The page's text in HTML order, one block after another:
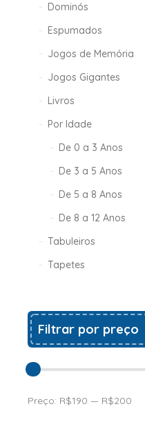
Dominós
Espumados
Jogos de Memória
Jogos Gigantes
Livros
Por Idade
De 0 a 3 Anos
De 3 a 5 Anos
De 5 a 8 Anos
De 8 a 12 Anos
Tabuleiros
Tapetes
Filtrar por preço
Preço: R$190 — R$200